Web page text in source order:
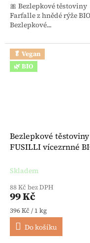
🎀 Bezlepkové těstoviny
Farfalle z hnědé rýže BIO
Bezlepkové...
🥬 Vegan
🌿 BIO
Bezlepkové těstoviny
FUSILLI vícezrnné
Skladem
88 Kč bez DPH
99 Kč
Měrná cena:
396 Kč / 1 kg
Do košíku